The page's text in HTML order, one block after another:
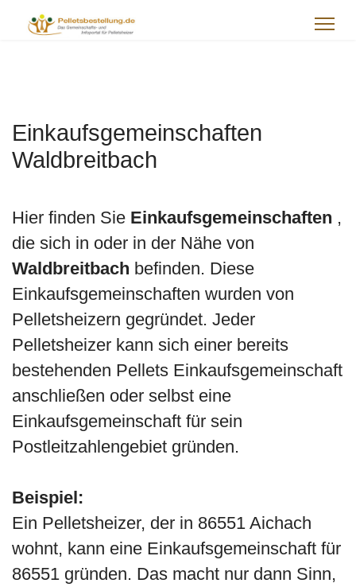
Einkaufsgemeinschaften
Waldbreitbach
Hier finden Sie Einkaufsgemeinschaften ,
die sich in oder in der Nähe von
Waldbreitbach befinden. Diese
Einkaufsgemeinschaften wurden von
Pelletsheizern gegründet. Jeder
Pelletsheizer kann sich einer bereits
bestehenden Pellets Einkaufsgemeinschaft
anschließen oder selbst eine
Einkaufsgemeinschaft für sein
Postleitzahlengebiet gründen.
Beispiel:
Ein Pelletsheizer, der in 86551 Aichach
wohnt, kann eine Einkaufsgemeinschaft für
86551 gründen. Das macht nur dann Sinn,